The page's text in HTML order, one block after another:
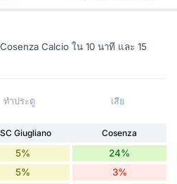
Calcio ใน 10 นาที และ 15
ทำประตู เสีย
Giugliano
Cosenza
5% 24%
5% 3%